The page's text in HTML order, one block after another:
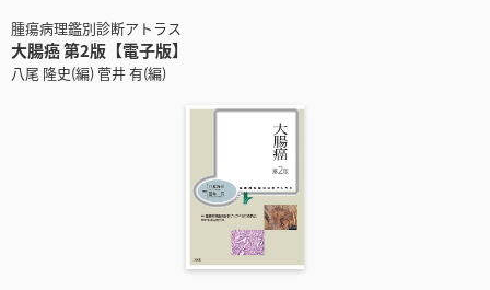
腫瘍病理鑑別診断アトラス
大腸癌 第2版【電子版】
八尾 隆史(編) 菅井 有(編)